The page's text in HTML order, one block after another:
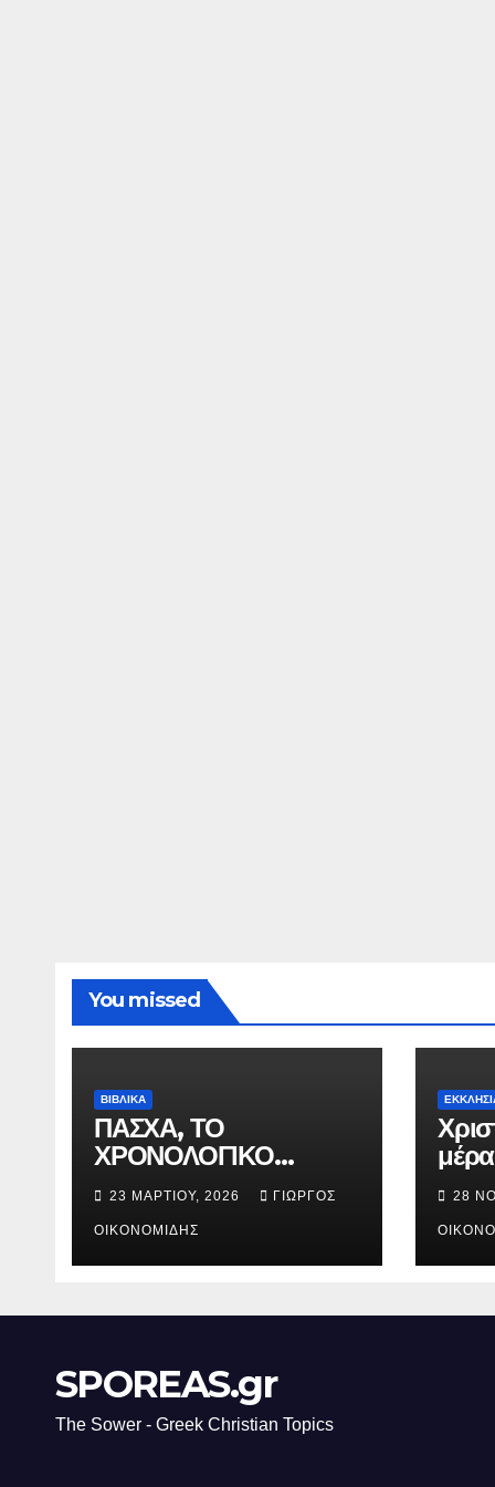
You missed
ΒΙΒΛΙΚΑ
ΠΑΣΧΑ, ΤΟ
ΧΡΟΝΟΛΟΓΙΚΟ
ΔΙΑΓΡΑΜΜΑ ΤΗΣ
ΣΤΑΥΡΩΣΕΩΣ.
23 ΜΑΡΤΊΟΥ, 2026 ΓΙΏΡΓΟΣ
ΟΙΚΟΝΟΜΊΔΗΣ
28
SPOREAS.gr
The Sower - Greek Christian Topics